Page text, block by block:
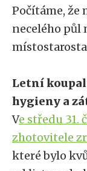
Počítáme, že
necelého
Letní
hygieny a
Ve středu 31.
zhotovitele
které bylo